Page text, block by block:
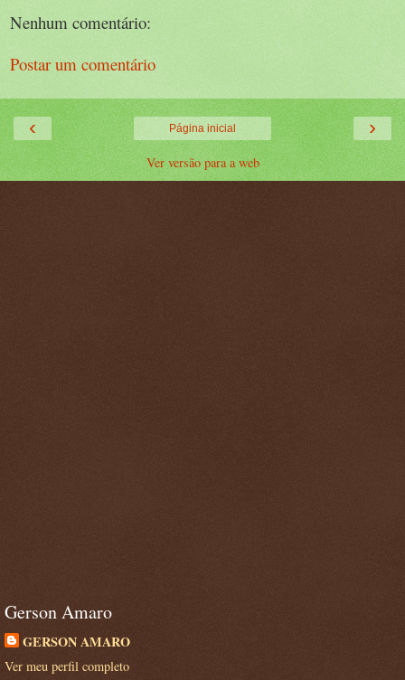
Nenhum comentário:
Postar um comentário
‹ ›
Página inicial
Ver versão para a web
Gerson Amaro
GERSON AMARO
Ver meu perfil completo